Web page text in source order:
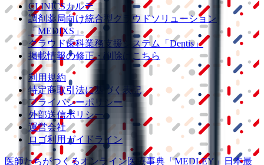
CLINICSカルテ
調剤薬局向け統合型クラウドソリューション
「MEDIXS」
クラウド歯科業務 支援システム
「Dentis」
掲載情報の修正・削除はこちら
利用規約
特定商取引法に基づく表記
プライバシーポリシー
外部送信ポリシー
運営会社
ロゴ利用ガイドライン
医師たちがつくるオンライン医療事典 「MEDLEY」
日本最